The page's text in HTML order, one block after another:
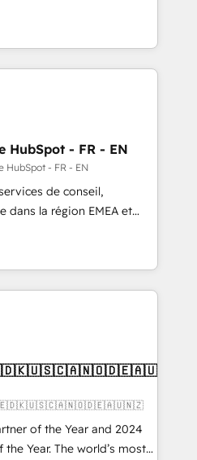
ぶの
トナー認定 ✓ HubSpotアワ
✓ ISO27001:2022 /
AI-powered
HubSpot’s
through expert-led
purpose-built apps,
pipeline with inbound,
Design:
with UX, messaging,
drive results. 🤖AI
AI services. 🧩
with custom
HubSpot - FR - EN
HubSpot - FR - EN
de conseil,
dans la région EMEA et
de 115 experts en
Revops, CRM et
With over 115
focus on EMEA - USA
of the Year and 2024
the Year. The world’s most